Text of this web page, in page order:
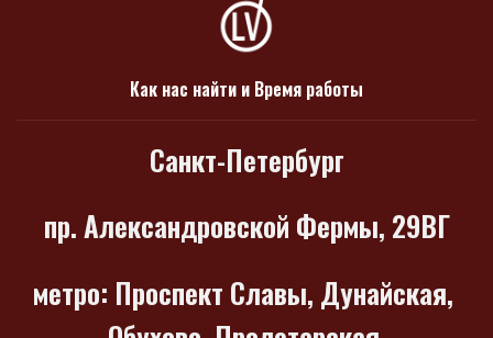
Как нас найти и Время работы
Санкт-Петербург
пр. Александровской Фермы, 29ВГ
метро: Проспект Славы, Дунайская,